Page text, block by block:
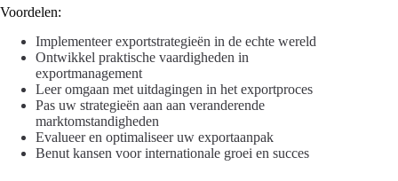
Voordelen:
Implementeer exportstrategieën in de echte wereld
Ontwikkel praktische vaardigheden in
exportmanagement
Leer omgaan met uitdagingen in het exportproces
Pas uw strategieën aan aan veranderende
marktomstandigheden
Evalueer en optimaliseer uw exportaanpak
Benut kansen voor internationale groei en succes